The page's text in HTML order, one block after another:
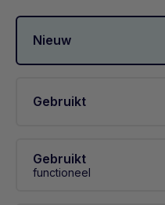
Nieuw
Gebruikt
Gebruikt
functioneel